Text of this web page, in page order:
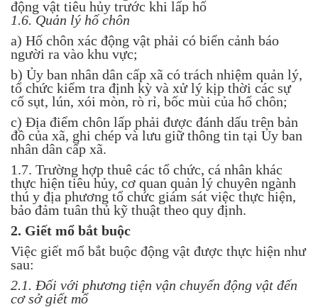
động vật tiêu hủy trước khi lấp hố
1.6. Quản lý hố chôn
a) Hố chôn xác động vật phải có biển cảnh báo
người ra vào khu vực;
b) Ủy ban nhân dân cấp xã có trách nhiệm quản lý,
tổ chức kiểm tra định kỳ và xử lý kịp thời các sự
cố sụt, lún, xói mòn, rò rỉ, bốc mùi của hố chôn;
c) Địa điểm chôn lấp phải được đánh dấu trên bản
đồ của xã, ghi chép và lưu giữ thông tin tại Ủy ban
nhân dân cấp xã.
1.7. Trường hợp thuê các tổ chức, cá nhân khác
thực hiện tiêu hủy, cơ quan quản lý chuyên ngành
thú y địa phương tổ chức giám sát việc thực hiện,
bảo đảm tuân thủ kỹ thuật theo quy định.
2. Giết mổ bắt buộc
Việc giết mổ bắt buộc động vật được thực hiện như
sau:
2.1. Đối với phương tiện vận chuyển động vật đến
cơ sở giết mổ